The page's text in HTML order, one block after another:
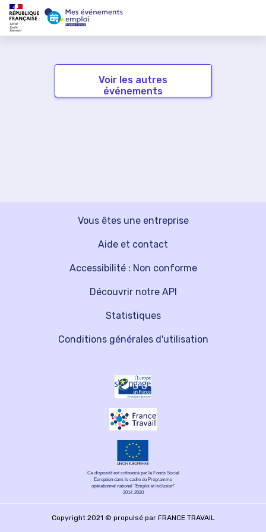
Voir les autres
événements
Vous êtes une entreprise
Découvrir notre API
Aide et contact
Statistiques
Accessibilité : Non conforme
Conditions générales d'utilisation
Ce dispositif est cofinancé par le Fonds Social
Européen dans le cadre du Programme
opérationnel national "Emploi et inclusion"
2014-2020
Copyright 2021 © propulsé par FRANCE TRAVAIL